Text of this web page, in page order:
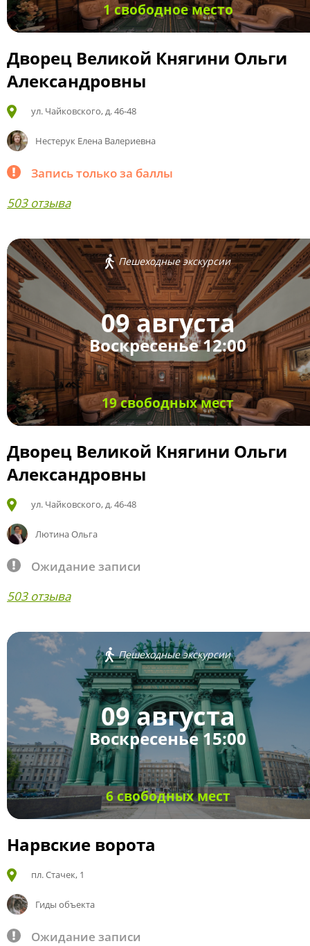
1 свободное место
Дворец Великой Княгини Ольги
Александровны
ул. Чайковского, д. 46-48
Нестерук Елена Валериевна
Запись только за баллы
503 отзыва
Пешеходные экскурсии
09 августа
Воскресенье 12:00
19 свободных мест
Дворец Великой Княгини Ольги
Александровны
ул. Чайковского, д. 46-48
Лютина Ольга
Ожидание записи
503 отзыва
Пешеходные экскурсии
09 августа
Воскресенье 15:00
6 свободных мест
Нарвские ворота
пл. Стачек, 1
Гиды объекта
Ожидание записи